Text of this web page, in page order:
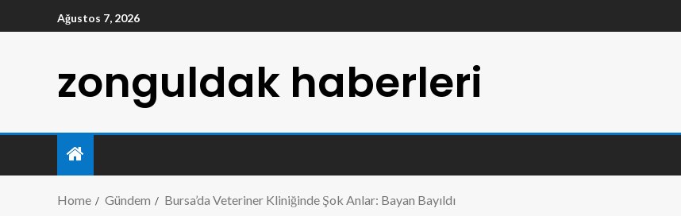
Ağustos 7, 2026
zonguldak haberleri
Home Gündem Bursa’da Veteriner Kliniğinde Şok Anlar: Bayan Bayıldı